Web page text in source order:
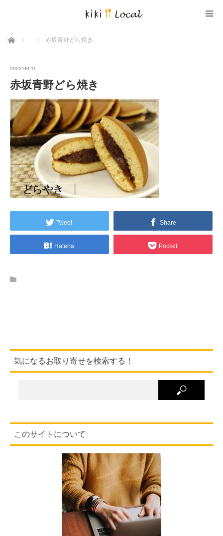
ホーム 赤坂青野どら焼き
2022.09.11
赤坂青野どら焼き
Tweet Share
Hatena Pocket
気になるお取り寄せを検索する！
このサイトについて